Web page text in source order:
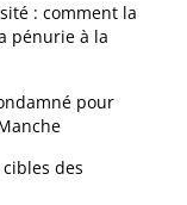
: comment la
pénurie à la
pour
des